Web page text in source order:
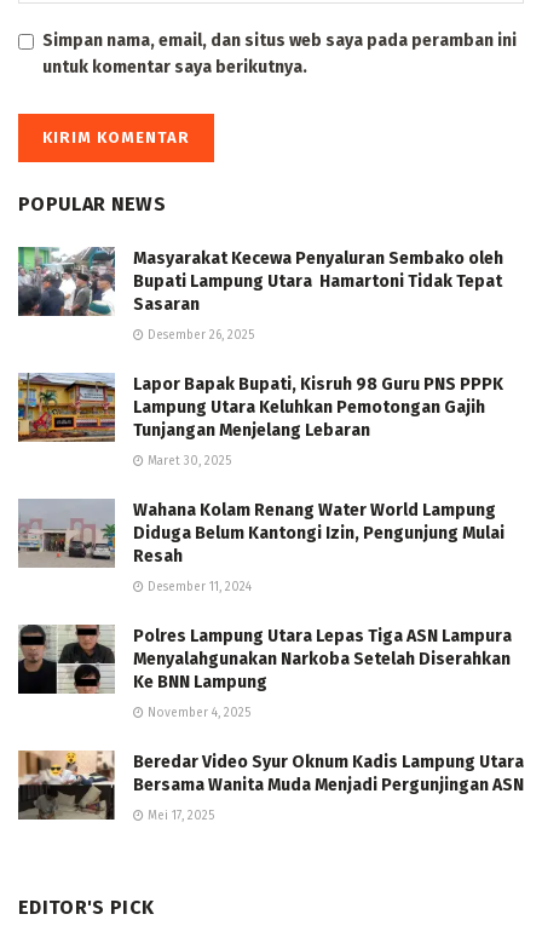
Simpan nama, email, dan situs web saya pada peramban ini
untuk komentar saya berikutnya.
POPULAR NEWS
Masyarakat Kecewa Penyaluran Sembako oleh
Bupati Lampung Utara Hamartoni Tidak Tepat
Sasaran
Desember 26, 2025
Lapor Bapak Bupati, Kisruh 98 Guru PNS PPPK
Lampung Utara Keluhkan Pemotongan Gajih
Tunjangan Menjelang Lebaran
Maret 30, 2025
Wahana Kolam Renang Water World Lampung
Diduga Belum Kantongi Izin, Pengunjung Mulai
Resah
Desember 11, 2024
Polres Lampung Utara Lepas Tiga ASN Lampura
Menyalahgunakan Narkoba Setelah Diserahkan
Ke BNN Lampung
November 4, 2025
Beredar Video Syur Oknum Kadis Lampung Utara
Bersama Wanita Muda Menjadi Pergunjingan ASN
Mei 17, 2025
EDITOR'S PICK